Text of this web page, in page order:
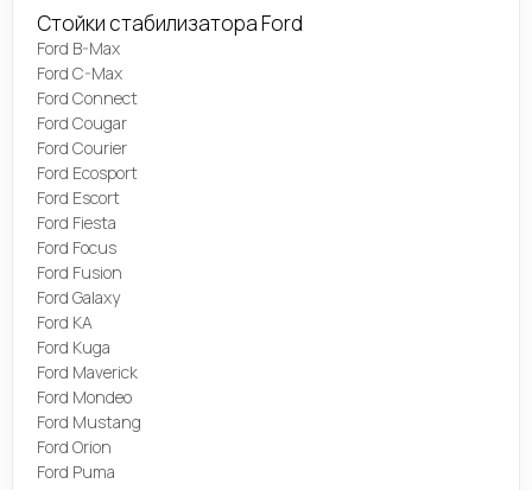
Стойки стабилизатора Ford
Ford B-Max
Ford C-Max
Ford Connect
Ford Cougar
Ford Courier
Ford Ecosport
Ford Escort
Ford Fiesta
Ford Focus
Ford Fusion
Ford Galaxy
Ford KA
Ford Kuga
Ford Maverick
Ford Mondeo
Ford Mustang
Ford Orion
Ford Puma